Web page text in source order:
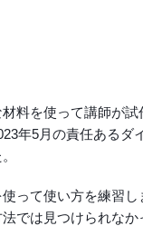
料を使って講師が
年5月の責任あるダ
って使い方を練習
では見つけられな